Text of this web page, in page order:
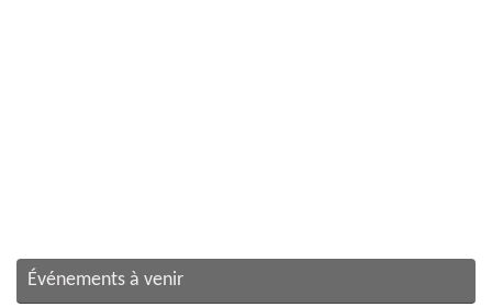
Événements à venir